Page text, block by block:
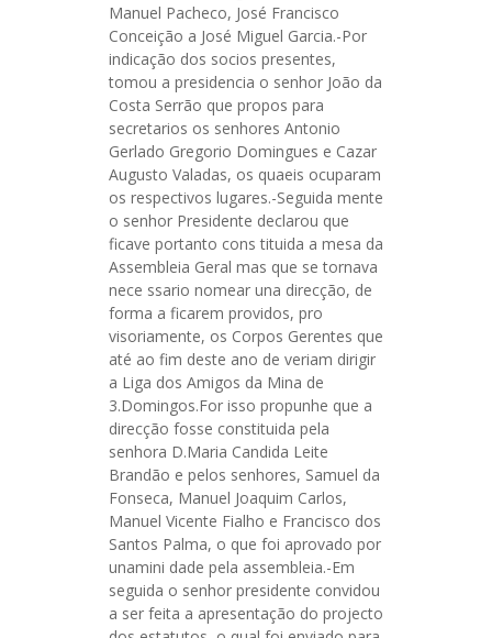
Manuel Pacheco, José Francisco
Conceição a José Miguel Garcia.-Por
indicação dos socios presentes,
tomou a presidencia o senhor João da
Costa Serrão que propos para
secretarios os senhores Antonio
Gerlado Gregorio Domingues e Cazar
Augusto Valadas, os quaeis ocuparam
os respectivos lugares.-Seguida mente
o senhor Presidente declarou que
ficave portanto cons tituida a mesa da
Assembleia Geral mas que se tornava
nece ssario nomear una direcção, de
forma a ficarem providos, pro
visoriamente, os Corpos Gerentes que
até ao fim deste ano de veriam dirigir
a Liga dos Amigos da Mina de
3.Domingos.For isso propunhe que a
direcção fosse constituida pela
senhora D.Maria Candida Leite
Brandão e pelos senhores, Samuel da
Fonseca, Manuel Joaquim Carlos,
Manuel Vicente Fialho e Francisco dos
Santos Palma, o que foi aprovado por
unamini dade pela assembleia.-Em
seguida o senhor presidente convidou
a ser feita a apresentação do projecto